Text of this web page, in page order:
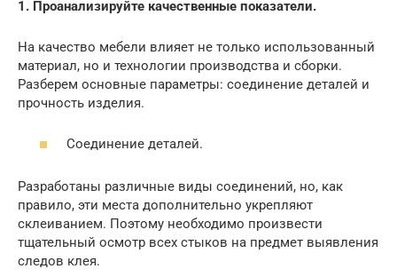
1. Проанализируйте качественные показатели.
На качество мебели влияет не только использованный
материал, но и технологии производства и сборки.
Разберем основные параметры: соединение деталей и
прочность изделия.
Соединение деталей.
Разработаны различные виды соединений, но, как
правило, эти места дополнительно укрепляют
склеиванием. Поэтому необходимо произвести
тщательный осмотр всех стыков на предмет выявления
следов клея.